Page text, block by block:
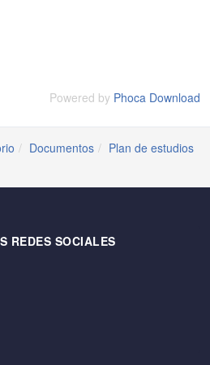
Powered by Phoca Download
Documentos
Plan de estudios
REDES SOCIALES